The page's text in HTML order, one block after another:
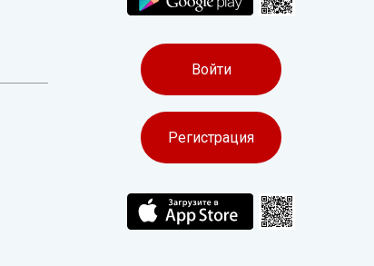
Войти
Регистрация